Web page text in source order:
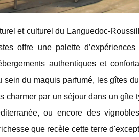
et culturel du Languedoc-
offre une palette
authentiques et
du maquis parfumé, les gîtes
charmer par un séjour dans un gîte
ou encore des
que recèle cette terre